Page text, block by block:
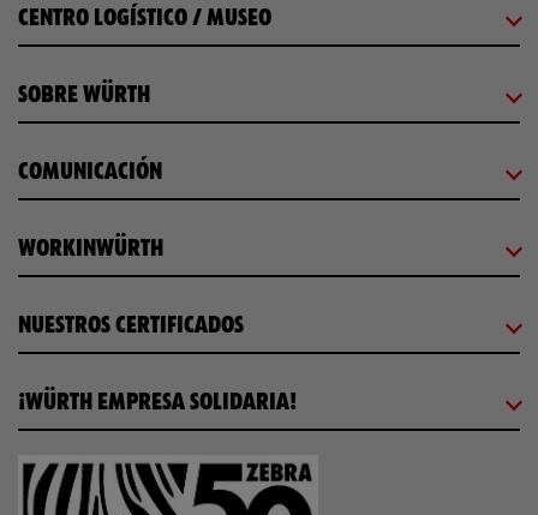
CENTRO LOGÍSTICO / MUSEO
SOBRE WÜRTH
COMUNICACIÓN
WORKINWÜRTH
NUESTROS CERTIFICADOS
¡WÜRTH EMPRESA SOLIDARIA!